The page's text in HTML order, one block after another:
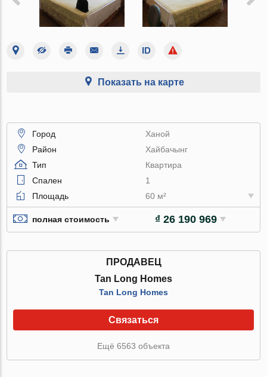
Показать на карте
Город
Ханой
Район
Хайбачынг
Тип
Квартира
Спален
1
Площадь
60 м²
полная стоимость ₫ 26 190 969
ПРОДАВЕЦ
Tan Long Homes
Tan Long Homes
Связаться
Ещё 6563 объекта